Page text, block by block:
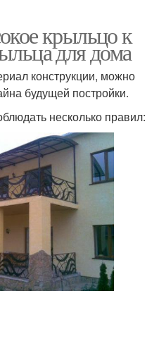
крыльцо к
для дома
конструкции, можно
будущей постройки.
несколько правил: